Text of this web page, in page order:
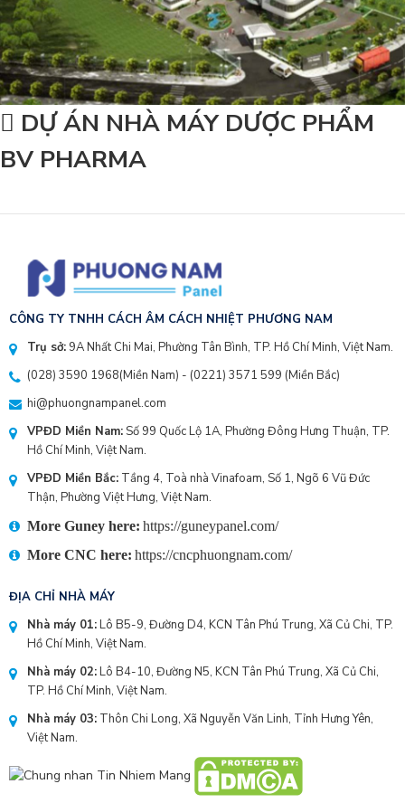
DỰ ÁN NHÀ MÁY DƯỢC PHẨM
BV PHARMA
CÔNG TY TNHH CÁCH ÂM CÁCH NHIỆT PHƯƠNG NAM
Trụ sở: 9A Nhất Chi Mai, Phường Tân Bình, TP. Hồ Chí Minh, Việt Nam.
(028) 3590 1968(Miền Nam) - (0221) 3571 599 (Miền Bắc)
hi@phuongnampanel.com
VPĐD Miền Nam:Số 99 Quốc Lộ 1A, Phường Đông Hưng Thuận, TP.
Hồ Chí Minh, Việt Nam.
VPĐD Miền Bắc: Tầng 4, Toà nhà Vinafoam, Số 1, Ngõ 6 Vũ Đức
Thận, Phường Việt Hưng, Việt Nam.
More Guney here: https://guneypanel.com/
More CNC here: https://cncphuongnam.com/
ĐỊA CHỈ NHÀ MÁY
Nhà máy 01:Lô B5-9, Đường D4, KCN Tân Phú Trung, Xã Củ Chi, TP.
Hồ Chí Minh, Việt Nam.
Nhà máy 02:Lô B4-10, Đường N5, KCN Tân Phú Trung, Xã Củ Chi,
TP. Hồ Chí Minh, Việt Nam.
Nhà máy 03: Thôn Chi Long, Xã Nguyễn Văn Linh, Tỉnh Hưng Yên,
Việt Nam.